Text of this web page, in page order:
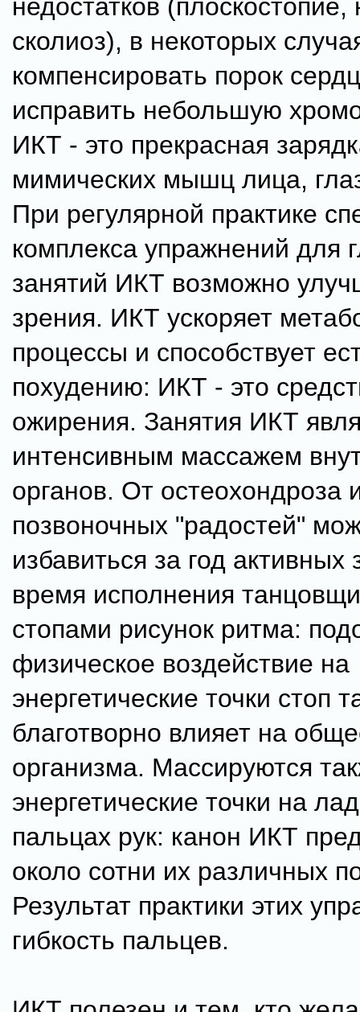
недостатков
сколиоз), в некоторых
компенсировать порок
исправить небольшую
ИКТ - это прекрасная
мимических мышц лица,
При регулярной практике
комплекса упражнений для
занятий ИКТ возможно
зрения. ИКТ ускоряет
процессы и способствует
похудению: ИКТ - это
ожирения. Занятия ИКТ
интенсивным массажем
органов. От остеохондроза
позвоночных "радостей"
избавиться за год активных
время исполнения
стопами рисунок ритма:
физическое воздействие на
энергетические точки стоп
благотворно влияет на
организма. Массируются
энергетические точки на
пальцах рук: канон ИКТ
около сотни их различных
Результат практики этих
гибкость пальцев.